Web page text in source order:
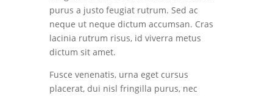
purus a justo feugiat rutrum. Sed ac
neque ut neque dictum accumsan. Cras
lacinia rutrum risus, id viverra metus
dictum sit amet.
Fusce venenatis, urna eget cursus
placerat, dui nisl fringilla purus, nec